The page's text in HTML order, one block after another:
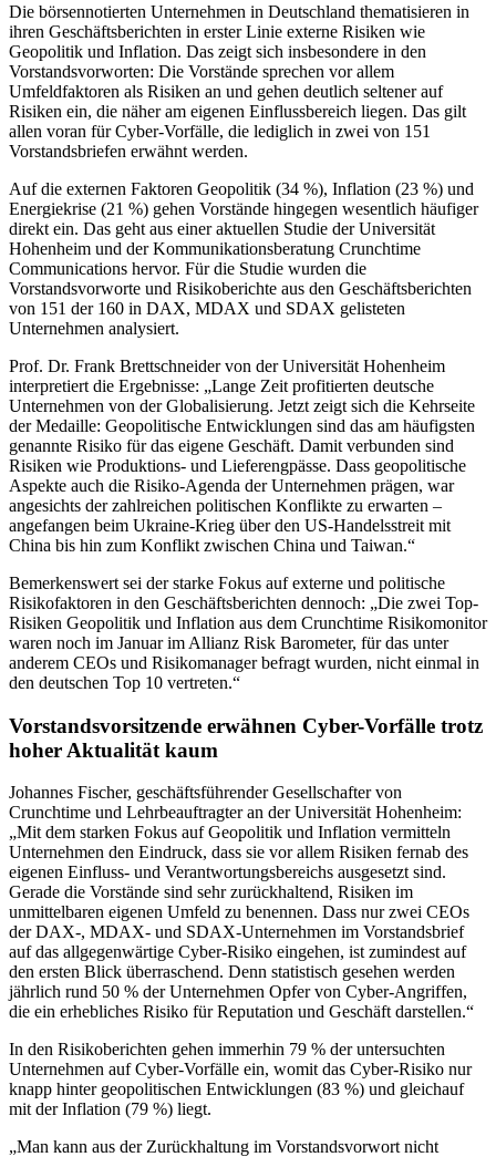
Die börsennotierten Unternehmen in Deutschland thematisieren in
ihren Geschäftsberichten in erster Linie externe Risiken wie
Geopolitik und Inflation. Das zeigt sich insbesondere in den
Vorstandsvorworten: Die Vorstände sprechen vor allem
Umfeldfaktoren als Risiken an und gehen deutlich seltener auf
Risiken ein, die näher am eigenen Einflussbereich liegen. Das gilt
allen voran für Cyber-Vorfälle, die lediglich in zwei von 151
Vorstandsbriefen erwähnt werden.
Auf die externen Faktoren Geopolitik (34 %), Inflation (23 %) und
Energiekrise (21 %) gehen Vorstände hingegen wesentlich häufiger
direkt ein. Das geht aus einer aktuellen Studie der Universität
Hohenheim und der Kommunikationsberatung Crunchtime
Communications hervor. Für die Studie wurden die
Vorstandsvorworte und Risikoberichte aus den Geschäftsberichten
von 151 der 160 in DAX, MDAX und SDAX gelisteten
Unternehmen analysiert.
Prof. Dr. Frank Brettschneider von der Universität Hohenheim
interpretiert die Ergebnisse: „Lange Zeit profitierten deutsche
Unternehmen von der Globalisierung. Jetzt zeigt sich die Kehrseite
der Medaille: Geopolitische Entwicklungen sind das am häufigsten
genannte Risiko für das eigene Geschäft. Damit verbunden sind
Risiken wie Produktions- und Lieferengpässe. Dass geopolitische
Aspekte auch die Risiko-Agenda der Unternehmen prägen, war
angesichts der zahlreichen politischen Konflikte zu erwarten –
angefangen beim Ukraine-Krieg über den US-Handelsstreit mit
China bis hin zum Konflikt zwischen China und Taiwan.“
Bemerkenswert sei der starke Fokus auf externe und politische
Risikofaktoren in den Geschäftsberichten dennoch: „Die zwei Top-
Risiken Geopolitik und Inflation aus dem Crunchtime Risikomonitor
waren noch im Januar im Allianz Risk Barometer, für das unter
anderem CEOs und Risikomanager befragt wurden, nicht einmal in
den deutschen Top 10 vertreten.“
Vorstandsvorsitzende erwähnen Cyber-Vorfälle trotz
hoher Aktualität kaum
Johannes Fischer, geschäftsführender Gesellschafter von
Crunchtime und Lehrbeauftragter an der Universität Hohenheim:
„Mit dem starken Fokus auf Geopolitik und Inflation vermitteln
Unternehmen den Eindruck, dass sie vor allem Risiken fernab des
eigenen Einfluss- und Verantwortungsbereichs ausgesetzt sind.
Gerade die Vorstände sind sehr zurückhaltend, Risiken im
unmittelbaren eigenen Umfeld zu benennen. Dass nur zwei CEOs
der DAX-, MDAX- und SDAX-Unternehmen im Vorstandsbrief
auf das allgegenwärtige Cyber-Risiko eingehen, ist zumindest auf
den ersten Blick überraschend. Denn statistisch gesehen werden
jährlich rund 50 % der Unternehmen Opfer von Cyber-Angriffen,
die ein erhebliches Risiko für Reputation und Geschäft darstellen.“
In den Risikoberichten gehen immerhin 79 % der untersuchten
Unternehmen auf Cyber-Vorfälle ein, womit das Cyber-Risiko nur
knapp hinter geopolitischen Entwicklungen (83 %) und gleichauf
mit der Inflation (79 %) liegt.
„Man kann aus der Zurückhaltung im Vorstandsvorwort nicht